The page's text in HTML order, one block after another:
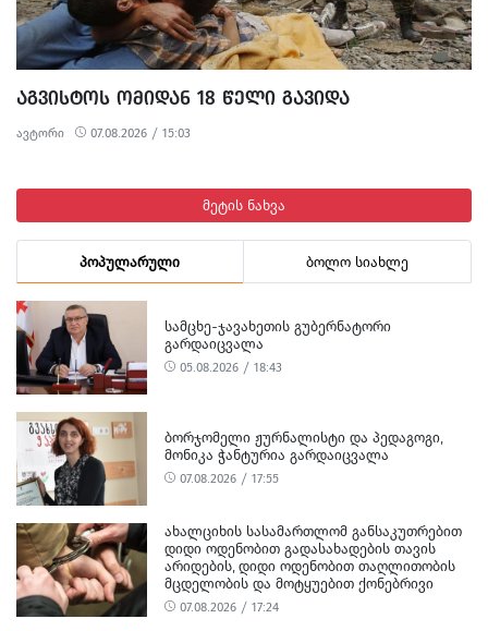
ᲐᲒᲕᲘᲡᲢᲝᲡ ᲝᲛᲘᲓᲐᲜ 18 ᲬᲔᲚᲘ ᲒᲐᲕᲘᲓᲐ
ავტორი 07.08.2026 / 15:03
მეტის ნახვა
პოპულარული ბოლო სიახლე
ᲡᲐᲛᲪᲮᲔ-ᲯᲐᲕᲐᲮᲔᲗᲘᲡ ᲒᲣᲑᲔᲠᲜᲐᲢᲝᲠᲘ
ᲒᲐᲠᲓᲐᲘᲪᲕᲐᲚᲐ
05.08.2026 / 18:43
ᲑᲝᲠᲯᲝᲛᲔᲚᲘ ᲟᲣᲠᲜᲐᲚᲘᲡᲢᲘ ᲓᲐ ᲞᲔᲓᲐᲒᲝᲒᲘ,
ᲛᲝᲜᲘᲙᲐ ᲭᲐᲜᲢᲣᲠᲘᲐ ᲒᲐᲠᲓᲐᲘᲪᲕᲐᲚᲐ
07.08.2026 / 17:55
ᲐᲮᲐᲚᲪᲘᲮᲘᲡ ᲡᲐᲡᲐᲛᲐᲠᲗᲚᲝᲛ ᲒᲐᲜᲡᲐᲙᲣᲗᲠᲔᲑᲘᲗ
ᲓᲘᲓᲘ ᲝᲓᲔᲜᲝᲑᲘᲗ ᲒᲐᲓᲐᲡᲐᲮᲐᲓᲔᲑᲘᲡ ᲗᲐᲕᲘᲡ
ᲐᲠᲘᲓᲔᲑᲘᲡ, ᲓᲘᲓᲘ ᲝᲓᲔᲜᲝᲑᲘᲗ ᲗᲐᲦᲚᲘᲗᲝᲑᲘᲡ
ᲛᲪᲓᲔᲚᲝᲑᲘᲡ ᲓᲐ ᲛᲝᲢᲧᲣᲔᲑᲘᲗ ᲥᲝᲜᲔᲑᲠᲘᲕᲘ
ᲓᲐᲖᲘᲐᲜᲔᲑᲘᲡ ᲤᲐᲥᲢᲔᲑᲖᲔ 1 ᲞᲘᲠᲘ ᲓᲐᲛᲜᲐᲨᲐᲕᲔᲓ
ᲪᲜᲝ
07.08.2026 / 17:24